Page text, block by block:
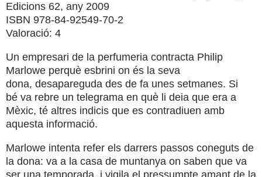
Edicions 62, any 2009
ISBN 978-84-92549-70-2
Valoració: 4
Un empresari de la perfumeria contracta Philip
Marlowe perquè esbrini on és la seva
dona, desapareguda des de fa unes setmanes. Si
bé va rebre un telegrama en què li deia que era a
Mèxic, té altres indicis que es contradiuen amb
aquesta informació.
Marlowe intenta refer els darrers passos coneguts de
la dona: va a la casa de muntanya on saben que va